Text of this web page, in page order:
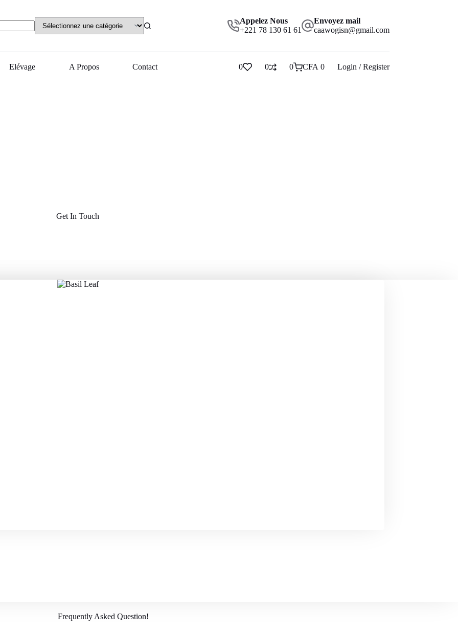
Appelez Nous
+221 78 130 61 61
Envoyez mail
caawogisn@gmail.com
Elévage A Propos Contact 0 0
PanierCFA 0
0 Login / Register
Get In Touch
Frequently Asked Question!